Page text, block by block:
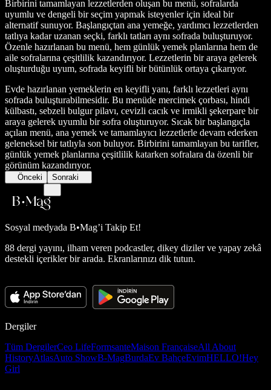
Birbirini tamamlayan lezzetlerden oluşan bu menü, sofralarda
uyumlu ve dengeli bir seçim yapmak isteyenler için ideal bir
alternatif sunuyor. Başlangıçtan ana yemeğe, yardımcı lezzetlerden
tatlıya kadar uzanan seçki, farklı tatları aynı sofrada buluşturuyor.
Özenle hazırlanan bu menü, hem günlük yemek planlarına hem de
aile sofralarına çeşitlilik kazandırıyor. Lezzetlerin bir araya gelerek
oluşturduğu uyum, sofrada keyifli bir bütünlük ortaya çıkarıyor.
Evde hazırlanan yemeklerin en keyifli yanı, farklı lezzetleri aynı
sofrada buluşturabilmesidir. Bu menüde mercimek çorbası, hindi
külbastı, sebzeli bulgur pilavı, cevizli cacık ve irmikli şekerpare bir
araya gelerek uyumlu bir sofra oluşturuyor. Sıcak bir başlangıçla
açılan menü, ana yemek ve tamamlayıcı lezzetlerle devam ederken
geleneksel bir tatlıyla son buluyor. Birbirini tamamlayan bu tarifler,
günlük yemek planlarına çeşitlilik katarken sofralara da özenli bir
görünüm kazandırıyor.
Önceki Sonraki
Sosyal medyada B•Mag’i Takip Et!
88 dergi yayını, ilham veren podcastler, dikey diziler ve yapay zekâ
destekli içerikler bir arada. Ekranlarınızı dik tutun.
Dergiler
Tüm DergilerCeo LifeFormsanteMaison FrançaiseAll About
HistoryAtlasAuto ShowB-MagBurdaEv BahçeEvimHELLO!Hey
Girl